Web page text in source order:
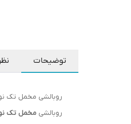
توضیحات
روبالشی مخمل تک
روبالشی مخمل تک